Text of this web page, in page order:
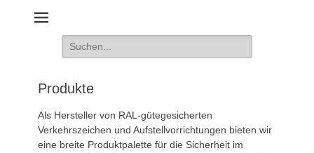
Suche
nach:
Produkte
Als Hersteller von RAL-gütegesicherten
Verkehrszeichen und Aufstellvorrichtungen bieten wir
eine breite Produktpalette für die Sicherheit im